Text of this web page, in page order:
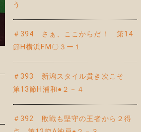
う
＃394 さぁ、ここからだ！ 第14
節H横浜FM〇３ー１
＃393 新潟スタイル貫き次こそ
第13節H浦和●２－４
＃392 敗戦も堅守の王者から２得